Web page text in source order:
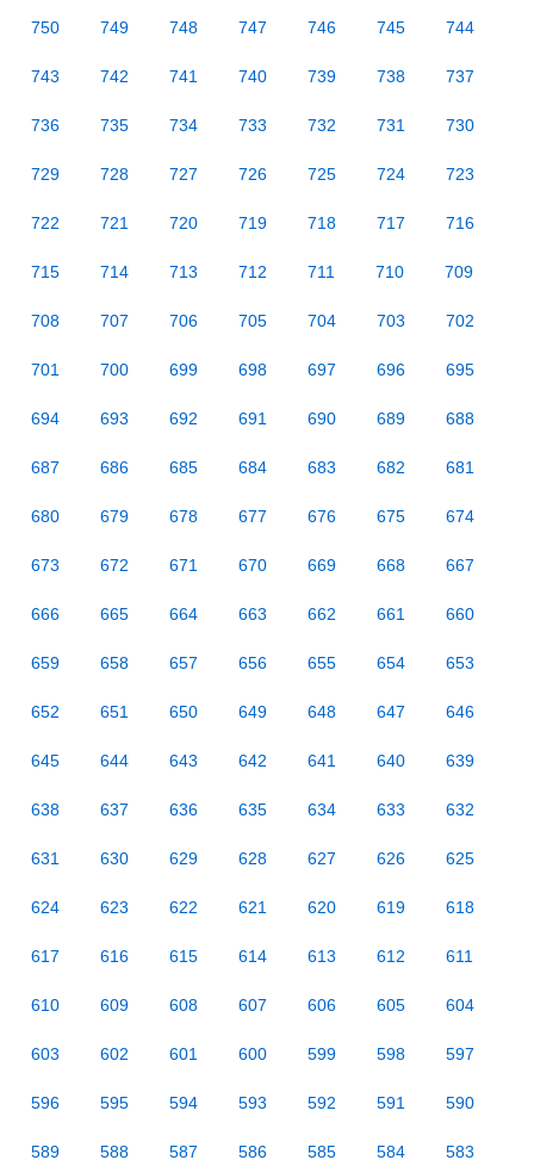
750 749 748 747 746 745 744
743 742 741 740 739 738 737
736 735 734 733 732 731 730
729 728 727 726 725 724 723
722 721 720 719 718 717 716
715 714 713 712 711 710 709
708 707 706 705 704 703 702
701 700 699 698 697 696 695
694 693 692 691 690 689 688
687 686 685 684 683 682 681
680 679 678 677 676 675 674
673 672 671 670 669 668 667
666 665 664 663 662 661 660
659 658 657 656 655 654 653
652 651 650 649 648 647 646
645 644 643 642 641 640 639
638 637 636 635 634 633 632
631 630 629 628 627 626 625
624 623 622 621 620 619 618
617 616 615 614 613 612 611
610 609 608 607 606 605 604
603 602 601 600 599 598 597
596 595 594 593 592 591 590
589 588 587 586 585 584 583